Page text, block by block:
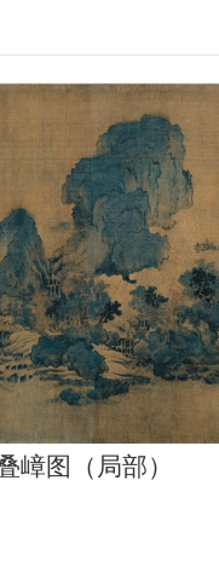
嶂图（局部）